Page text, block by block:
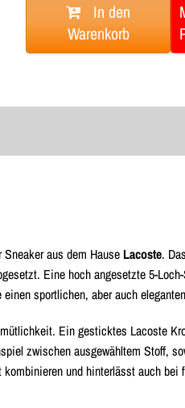
In den
Warenkorb
aus dem Hause Lacoste.
Eine hoch angesetzte 5-
sportlichen, aber auch
Ein gesticktes Lacoste
zwischen ausgewähltem Stoff,
und hinterlässt auch